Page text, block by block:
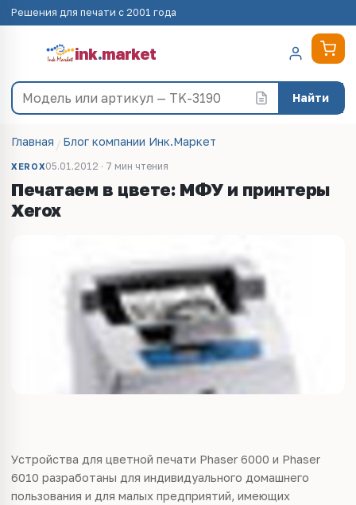
Решения для печати с 2001 года
ink.market
Найти
Главная Блог компании Инк.Маркет
XEROX05.01.2012 · 7 мин чтения
Печатаем в цвете: МФУ и принтеры
Xerox
Устройства для цветной печати Phaser 6000 и Phaser
6010 разработаны для индивидуального домашнего
пользования и для малых предприятий, имеющих